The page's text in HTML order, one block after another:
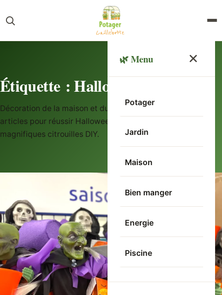
🌿 Menu
Potager
Jardin
Maison
Bien manger
Energie
Piscine
Étiquette :Halloween
Décoration de la maison et du jardin, retrouvez tous nos
articles pour réussir Halloween et réaliser vous-mêmes de
magnifiques citrouilles DIY.